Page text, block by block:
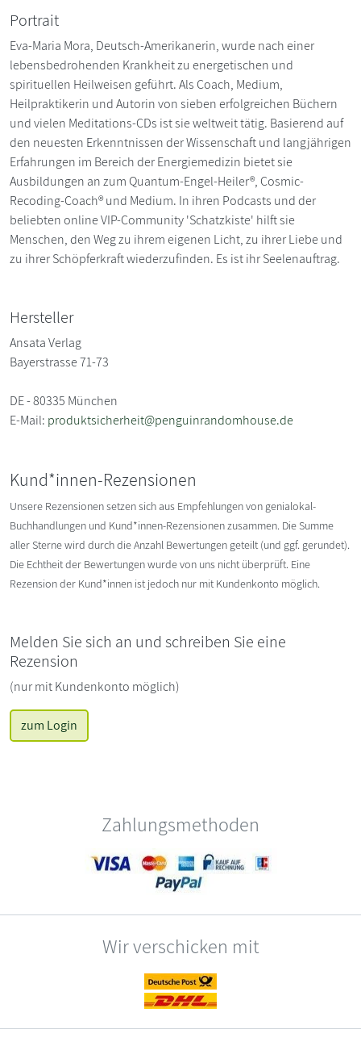
Portrait
Eva-Maria Mora, Deutsch-Amerikanerin, wurde nach einer
lebensbedrohenden Krankheit zu energetischen und
spirituellen Heilweisen geführt. Als Coach, Medium,
Heilpraktikerin und Autorin von sieben erfolgreichen Büchern
und vielen Meditations-CDs ist sie weltweit tätig. Basierend auf
den neuesten Erkenntnissen der Wissenschaft und langjährigen
Erfahrungen im Bereich der Energiemedizin bietet sie
Ausbildungen an zum Quantum-Engel-Heiler®, Cosmic-
Recoding-Coach® und Medium. In ihren Podcasts und der
beliebten online VIP-Community 'Schatzkiste' hilft sie
Menschen, den Weg zu ihrem eigenen Licht, zu ihrer Liebe und
zu ihrer Schöpferkraft wiederzufinden. Es ist ihr Seelenauftrag.
Hersteller
Ansata Verlag
Bayerstrasse 71-73
DE - 80335 München
E-Mail: produktsicherheit@penguinrandomhouse.de
Kund*innen-Rezensionen
Unsere Rezensionen setzen sich aus Empfehlungen von genialokal-
Buchhandlungen und Kund*innen-Rezensionen zusammen. Die Summe
aller Sterne wird durch die Anzahl Bewertungen geteilt (und ggf. gerundet).
Die Echtheit der Bewertungen wurde von uns nicht überprüft. Eine
Rezension der Kund*innen ist jedoch nur mit Kundenkonto möglich.
Melden Sie sich an und schreiben Sie eine
Rezension
(nur mit Kundenkonto möglich)
zum Login
Zahlungsmethoden
Wir verschicken mit